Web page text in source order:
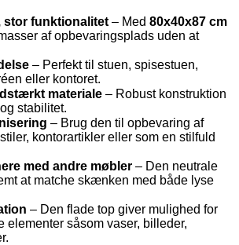
stor funktionalitet – Med 80x40x87 cm
af opbevaringsplads uden at
– Perfekt til stuen, spisestuen,
eller kontoret.
materiale – Robust konstruktion
stabilitet.
– Brug den til opbevaring af
kontorartikler eller som en stilfuld
med andre møbler – Den neutrale
at matche skænken med både lyse
– Den flade top giver mulighed for
elementer såsom vaser, billeder,